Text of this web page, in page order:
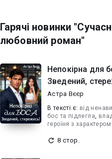
Гарячі новинки
любовний роман"
Непокірна для
Зведений,
Астра Вєєр
В текcті є: від
бос та підлегла,
героїня з характером
8 стор.